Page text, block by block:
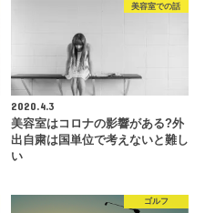
美容室での話
2020.4.3
美容室はコロナの影響がある?外
出自粛は国単位で考えないと難し
い
ゴルフ